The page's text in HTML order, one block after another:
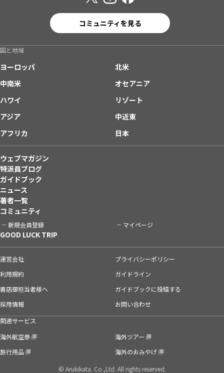
コミュニティを見る
国と地域
ヨーロッパ
北米
中南米
オセアニア
ハワイ
リゾート
アジア
中近東
アフリカ
日本
ウェブマガジン
特派員ブログ
ガイドブック
ニュース
著者一覧
コミュニティ
新規会員登録 マイページ
GOOD LUCK TRIP
運営会社
プライバシーポリシー
利用規約
ガイドライン
書店御担当者様へ
ガイドブックに投稿する
採用情報
お問い合わせ
関連サービス
海外航空券
海外ツアー
旅行用品
海外のおみやげ
© Arukikata. Co.,Ltd. All rights reserved.